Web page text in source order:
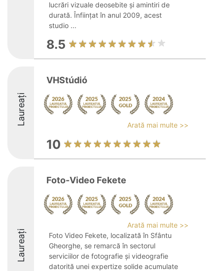
lucrări vizuale deosebite și amintiri de
durată. Înființat în anul 2009, acest
studio ...
8.5
Laureați
VHStúdió
Arată mai multe >>
10
Laureați
Foto-Video Fekete
Arată mai multe >>
Foto Video Fekete, localizată în Sfântu
Gheorghe, se remarcă în sectorul
serviciilor de fotografie și videografie
datorită unei expertize solide acumulate